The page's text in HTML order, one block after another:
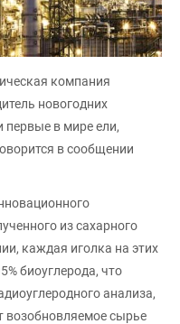
компания
новогодних
первые в мире ели,
в сообщении
из сахарного
каждая иголка на этих
биоуглерода, что
анализа,
возобновляемое сырье